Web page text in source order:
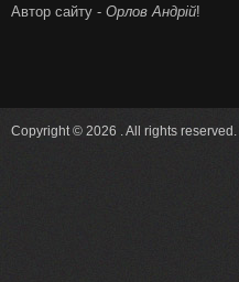
Автор сайту - Орлов Андрій!
Copyright © 2026 . All rights reserved.